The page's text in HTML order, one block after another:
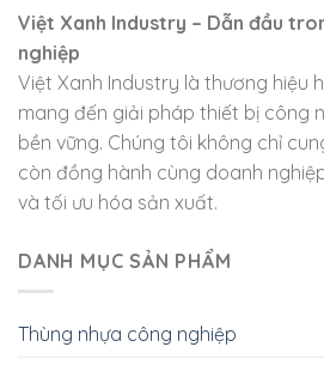
Việt Xanh Industry – Dẫn đầu
nghiệp
Việt Xanh Industry là thương hiệu
mang đến giải pháp thiết bị công
bền vững. Chúng tôi không chỉ
còn đồng hành cùng doanh
và tối ưu hóa sản xuất.
DANH MỤC SẢN PHẨM
Thùng nhựa công nghiệp